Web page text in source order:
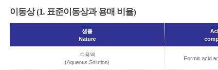
이동상 (1. 표준이동상과 용매 비율)
샘플
Nature
수용액
(Aqueous Solution)
Formic acid